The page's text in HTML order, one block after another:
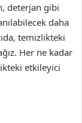
deterjan gibi
daha
temizlikteki
Her ne kadar
etkileyici